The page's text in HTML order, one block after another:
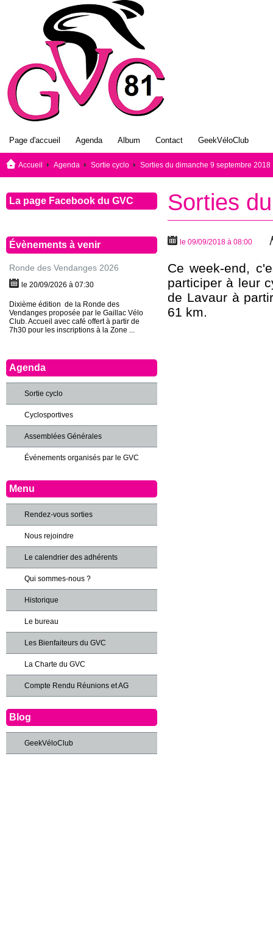
Page d'accueil Agenda Album Contact GeekVéloClub
Accueil Agenda Sortie cyclo Sorties du dimanche 9 septembre 2018
Sorties
le 09/09/2018 à 08:00
Ce week-end,
participer à leur
de Lavaur à
61 km.
La page Facebook du GVC
Évènements à venir
Ronde des Vendanges 2026
le 20/09/2026 à 07:30
Dixième édition de la Ronde des
Vendanges proposée par le Gaillac Vélo
Club. Accueil avec café offert à partir de
7h30 pour les inscriptions à la Zone ...
Agenda
Sortie cyclo
Cyclosportives
Assemblées Générales
Événements organisés par le GVC
Menu
Rendez-vous sorties
Nous rejoindre
Le calendrier des adhérents
Qui sommes-nous ?
Historique
Le bureau
Les Bienfaiteurs du GVC
La Charte du GVC
Compte Rendu Réunions et AG
Blog
GeekVéloClub